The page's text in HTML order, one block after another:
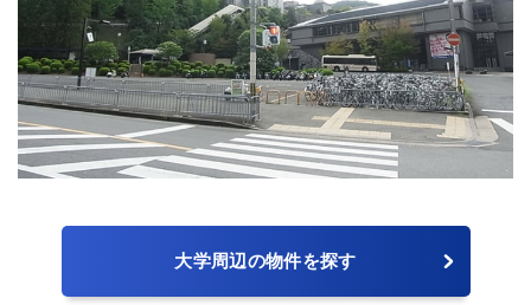
大学周辺の物件を探す